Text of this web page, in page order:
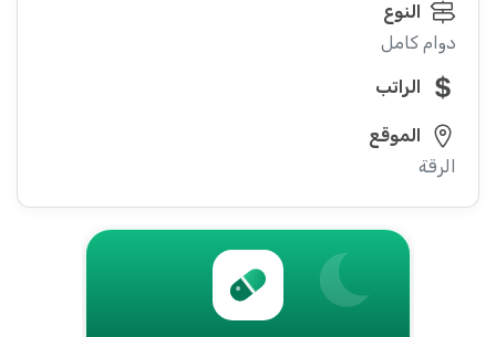
النوع
دوام كامل
الراتب
الموقع
الرقة